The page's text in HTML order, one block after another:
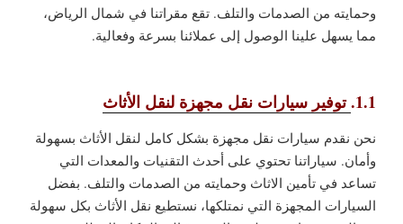
وحمايته من الصدمات والتلف. تقع مقراتنا في شمال الرياض،
مما يسهل علينا الوصول إلى عملائنا بسرعة وفعالية.
1.1. توفير سيارات نقل مجهزة لنقل الأثاث
نحن نقدم سيارات نقل مجهزة بشكل كامل لنقل الأثاث بسهولة
وأمان. سياراتنا تحتوي على أحدث التقنيات والمعدات التي
تساعد في تأمين الاثاث وحمايته من الصدمات والتلف. بفضل
السيارات المجهزة التي نمتلكها، نستطيع نقل الأثاث بكل سهولة